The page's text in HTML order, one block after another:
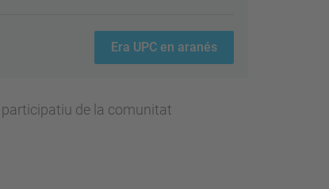
Era UPC en aranés
participatiu de la comunitat